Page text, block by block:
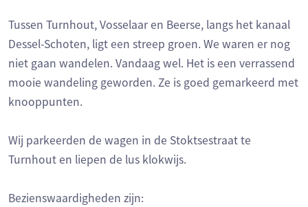
Tussen Turnhout, Vosselaar en Beerse, langs het kanaal
Dessel-Schoten, ligt een streep groen. We waren er nog
niet gaan wandelen. Vandaag wel. Het is een verrassend
mooie wandeling geworden. Ze is goed gemarkeerd met
knooppunten.
Wij parkeerden de wagen in de Stoktsestraat te
Turnhout en liepen de lus klokwijs.
Bezienswaardigheden zijn: